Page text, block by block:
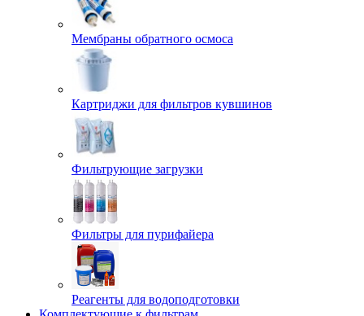
Мембраны обратного осмоса
Картриджи для фильтров кувшинов
Фильтрующие загрузки
Фильтры для пурифайера
Реагенты для водоподготовки